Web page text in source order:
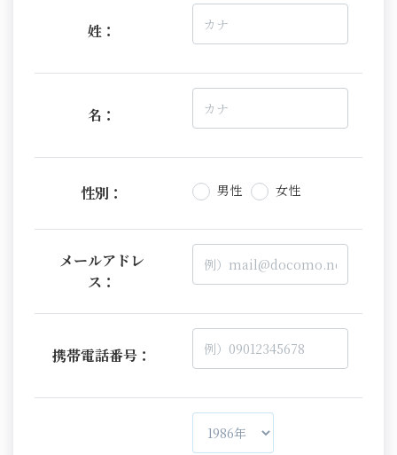
姓：
名：
性別： 男性 女性
メールアドレ
ス：
携帯電話番号：